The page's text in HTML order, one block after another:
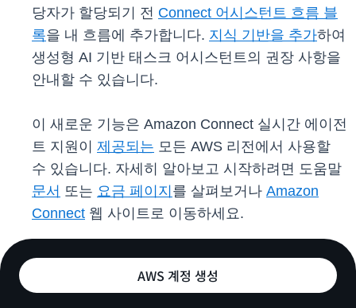
당자가 할당되기 전 Connect 어시스턴트 흐름 블
록을 내 흐름에 추가합니다. 지식 기반을 추가하여
생성형 AI 기반 태스크 어시스턴트의 권장 사항을
안내할 수 있습니다.
이 새로운 기능은 Amazon Connect 실시간 에이전
트 지원이 제공되는 모든 AWS 리전에서 사용할
수 있습니다. 자세히 알아보고 시작하려면 도움말
문서 또는 요금 페이지 를 살펴보거나 Amazon
Connect 웹 사이트로 이동하세요.
AWS 계정 생성